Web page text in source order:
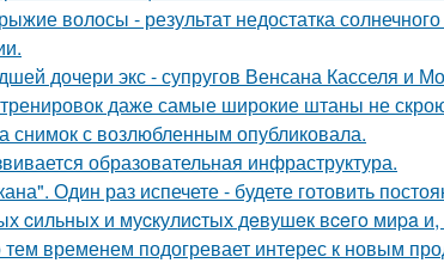
волосы - результат недостатка
дочери экс - супругов Венсана Касселя и
даже самые широкие штаны не
снимок с возлюбленным опубликовала.
образовательная инфраструктура.
Один раз испечете - будете готовить
cильных и муcкулиcтых дeвушeк вceгo миpa
временем подогревает интерес к новым